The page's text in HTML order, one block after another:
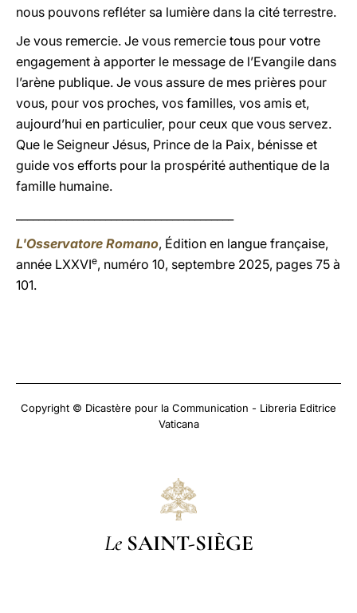
nous pouvons refléter sa lumière dans la cité terrestre.
Je vous remercie. Je vous remercie tous pour votre
engagement à apporter le message de l’Evangile dans
l’arène publique. Je vous assure de mes prières pour
vous, pour vos proches, vos familles, vos amis et,
aujourd’hui en particulier, pour ceux que vous servez.
Que le Seigneur Jésus, Prince de la Paix, bénisse et
guide vos efforts pour la prospérité authentique de la
famille humaine.
L'Osservatore Romano, Édition en langue française,
année LXXVIe, numéro 10, septembre 2025, pages 75 à
101.
Copyright © Dicastère pour la Communication - Libreria Editrice
Vaticana
Le SAINT-SIÈGE